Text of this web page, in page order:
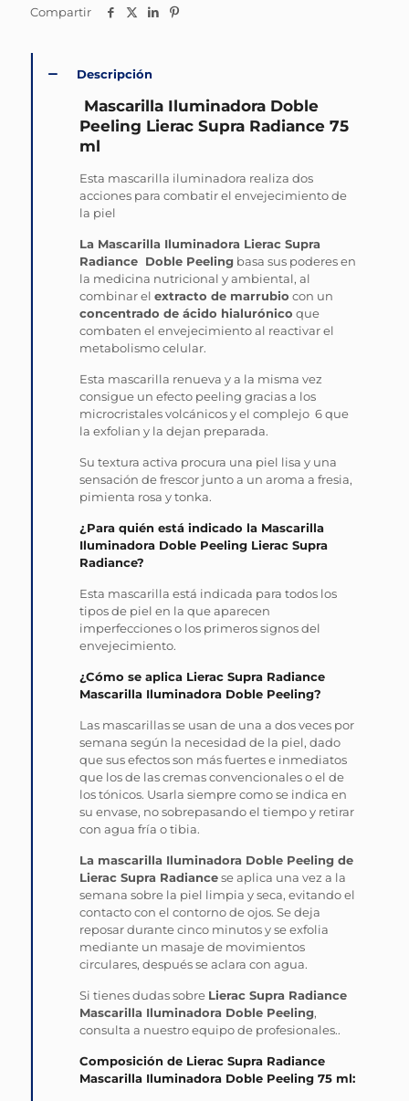
Compartir
Descripción
Mascarilla Iluminadora Doble
Peeling Lierac Supra Radiance75
ml
Esta mascarilla iluminadora realiza dos
acciones para combatir el envejecimiento de
la piel
La Mascarilla Iluminadora Lierac Supra
Radiance Doble Peeling basa sus poderes en
la medicina nutricional y ambiental, al
combinar elextracto de marrubio con un
concentrado de ácido hialurónico que
combaten el envejecimiento al reactivar el
metabolismo celular.
Esta mascarilla renueva y a la misma vez
consigue un efecto peeling gracias a los
microcristales volcánicos y el complejo 6 que
la exfolian y la dejan preparada.
Su textura activa procura una piel lisa y una
sensación de frescor junto a un aroma a fresia,
pimienta rosa y tonka.
¿Para quién está indicado la Mascarilla
Iluminadora Doble Peeling Lierac Supra
Radiance?
Esta mascarilla está indicada para todos los
tipos de piel en la que aparecen
imperfecciones o los primeros signos del
envejecimiento.
¿Cómo se aplica Lierac Supra Radiance
Mascarilla Iluminadora Doble Peeling?
Las mascarillas se usan de una a dos veces por
semana según la necesidad de la piel, dado
que sus efectos son más fuertes e inmediatos
que los de las cremas convencionales o el de
los tónicos. Usarla siempre como se indica en
su envase, no sobrepasando el tiempo y retirar
con agua fría o tibia.
La mascarilla Iluminadora Doble Peeling de
Lierac Supra Radiancese aplica una vez a la
semana sobre la piel limpia y seca, evitando el
contacto con el contorno de ojos. Se deja
reposar durante cinco minutos y se exfolia
mediante un masaje de movimientos
circulares, después se aclara con agua.
Si tienes dudas sobre Lierac Supra Radiance
Mascarilla Iluminadora Doble Peeling,
consulta a nuestro equipo de profesionales..
Composición de Lierac Supra Radiance
Mascarilla Iluminadora Doble Peeling 75 ml: